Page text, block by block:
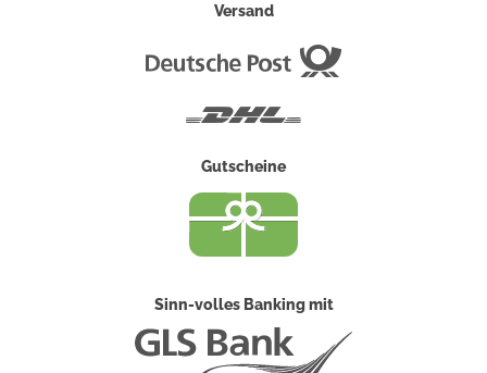
Versand
Gutscheine
Sinn-volles Banking mit